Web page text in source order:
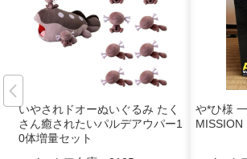
いやされドオーぬいぐるみ たく
さん癒されたいパルデアウパー1
0体増量セット
や*ひ様
MISSION